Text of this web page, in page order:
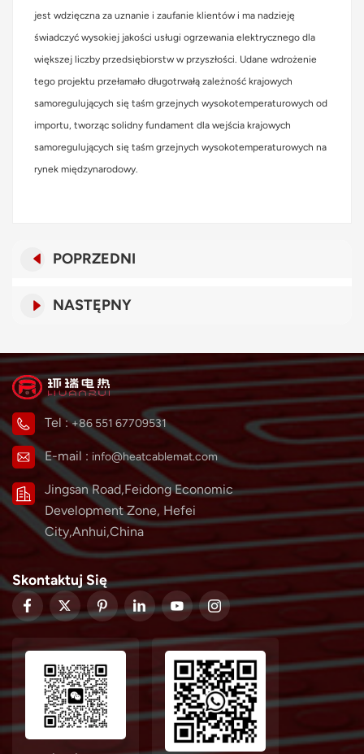
jest wdzięczna za uznanie i zaufanie klientów i ma nadzieję
świadczyć wysokiej jakości usługi ogrzewania elektrycznego dla
większej liczby przedsiębiorstw w przyszłości. Udane wdrożenie
tego projektu przełamało długotrwałą zależność krajowych
samoregulujących się taśm grzejnych wysokotemperaturowych od
importu, tworząc solidny fundament dla wejścia krajowych
samoregulujących się taśm grzejnych wysokotemperaturowych na
rynek międzynarodowy.
POPRZEDNI
NASTĘPNY
Tel :+86 551 67709531
E-mail : info@heatcablemat.com
Jingsan Road,Feidong Economic
Development Zone, Hefei
City,Anhui,China
Skontaktuj Się